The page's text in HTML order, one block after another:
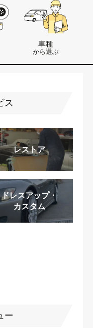
車種
から選ぶ
ス
レストア
ドレスアップ・
カスタム
ー